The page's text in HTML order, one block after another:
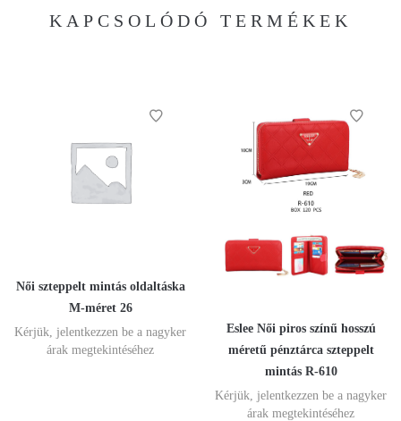
KAPCSOLÓDÓ TERMÉKEK
Női szteppelt mintás oldaltáska
M-méret 26
Kérjük, jelentkezzen be a nagyker
árak megtekintéséhez
Eslee Női piros színű hosszú
méretű pénztárca szteppelt
mintás R-610
Kérjük, jelentkezzen be a nagyker
árak megtekintéséhez